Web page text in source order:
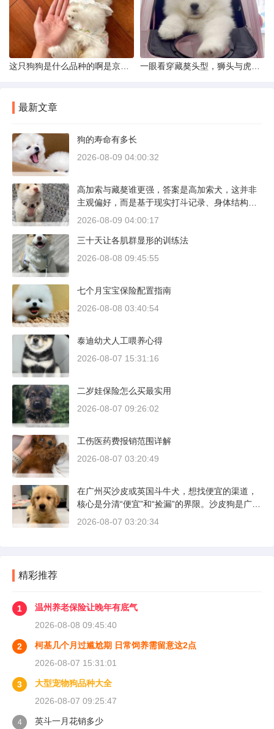
最新文章
狗的寿命有多长
2026-08-09 04:00:32
高加索与藏獒谁更强，答案是高加索犬，这并非
主观偏好，而是基于现实打斗记录、身体结构与
工作性能得出的结论。若将两者置于同等体重级
犬拥有压倒性的胜率。
2026-08-09 04:00:17
三十天让各肌群显形的训练法
2026-08-08 09:45:55
七个月宝宝保险配置指南
2026-08-08 03:40:54
泰迪幼犬人工喂养心得
2026-08-07 15:31:16
二岁娃保险怎么买最实用
2026-08-07 09:26:02
工伤医药费报销范围详解
2026-08-07 03:20:49
在广州买沙皮或英国斗牛犬，想找便宜的渠道，
核心是分清“便宜”和“捡漏”的界限。沙皮狗是广东
本地犬种，价格比北方城市有优势；英国斗牛犬
2026-08-07 03:20:34
精彩推荐
1
温州养老保险让晚年有底气
2026-08-08 09:45:40
2
柯基几个月过尴尬期 日常饲养需留意这2点
2026-08-07 15:31:01
3
大型宠物狗品种大全
2026-08-07 09:25:47
4 英斗一月花销多少